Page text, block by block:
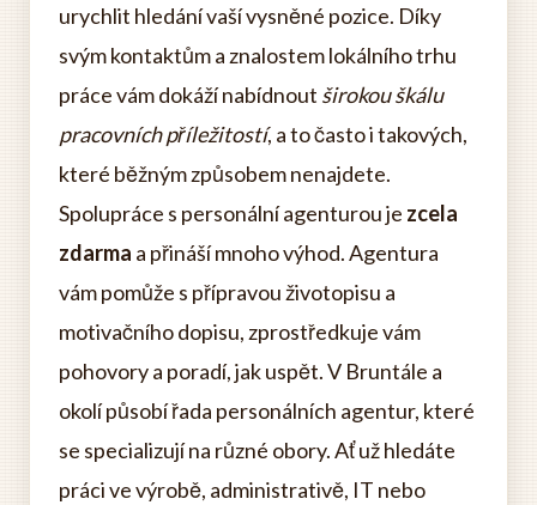
urychlit hledání vaší vysněné pozice. Díky
svým kontaktům a znalostem lokálního trhu
práce vám dokáží nabídnout širokou škálu
pracovních příležitostí, a to často i takových,
které běžným způsobem nenajdete.
Spolupráce s personální agenturou je zcela
zdarma a přináší mnoho výhod. Agentura
vám pomůže s přípravou životopisu a
motivačního dopisu, zprostředkuje vám
pohovory a poradí, jak uspět. V Bruntále a
okolí působí řada personálních agentur, které
se specializují na různé obory. Ať už hledáte
práci ve výrobě, administrativě, IT nebo